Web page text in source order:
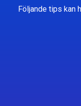
Följande tips kan